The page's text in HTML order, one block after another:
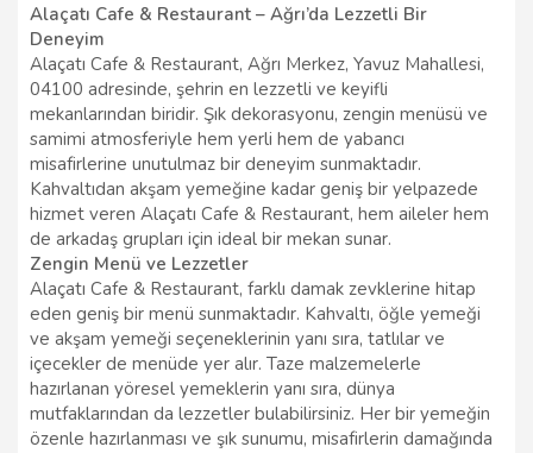
Alaçatı Cafe & Restaurant – Ağrı’da Lezzetli Bir
Deneyim
Alaçatı Cafe & Restaurant, Ağrı Merkez, Yavuz Mahallesi,
04100 adresinde, şehrin en lezzetli ve keyifli
mekanlarından biridir. Şık dekorasyonu, zengin menüsü ve
samimi atmosferiyle hem yerli hem de yabancı
misafirlerine unutulmaz bir deneyim sunmaktadır.
Kahvaltıdan akşam yemeğine kadar geniş bir yelpazede
hizmet veren Alaçatı Cafe & Restaurant, hem aileler hem
de arkadaş grupları için ideal bir mekan sunar.
Zengin Menü ve Lezzetler
Alaçatı Cafe & Restaurant, farklı damak zevklerine hitap
eden geniş bir menü sunmaktadır. Kahvaltı, öğle yemeği
ve akşam yemeği seçeneklerinin yanı sıra, tatlılar ve
içecekler de menüde yer alır. Taze malzemelerle
hazırlanan yöresel yemeklerin yanı sıra, dünya
mutfaklarından da lezzetler bulabilirsiniz. Her bir yemeğin
özenle hazırlanması ve şık sunumu, misafirlerin damağında